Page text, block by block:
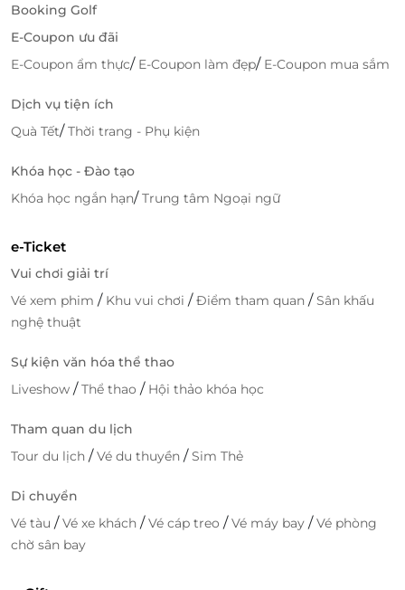
Booking Golf
E-Coupon ưu đãi
E-Coupon ẩm thực/ E-Coupon làm đẹp/ E-Coupon mua sắm
Dịch vụ tiện ích
Quà Tết/Thời trang - Phụ kiện
Khóa học - Đào tạo
Khóa học ngắn hạn/Trung tâm Ngoại ngữ
e-Ticket
Vui chơi giải trí
Vé xem phim / Khu vui chơi /Điểm tham quan /Sân khấu
nghệ thuật
Sự kiện văn hóa thể thao
Liveshow /Thể thao / Hội thảo khóa học
Tham quan du lịch
Tour du lịch /Vé du thuyền /Sim Thẻ
Di chuyển
Vé tàu /Vé xe khách /Vé cáp treo /Vé máy bay /Vé phòng
chờ sân bay